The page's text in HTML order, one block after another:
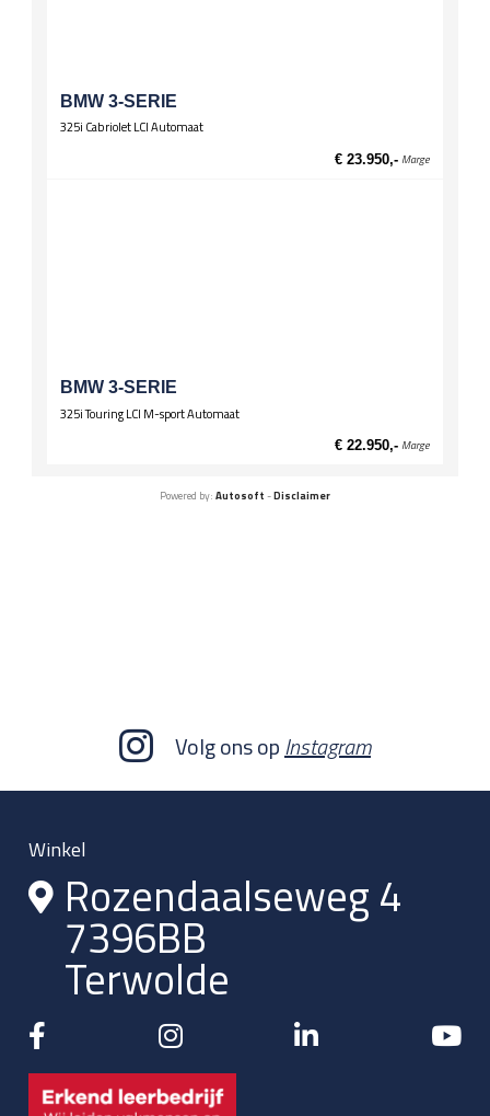
BMW 3-SERIE
325i Cabriolet LCI Automaat
€ 23.950,- Marge
BMW 3-SERIE
325i Touring LCI M-sport Automaat
€ 22.950,- Marge
Powered by: Autosoft -Disclaimer
Volg ons opInstagram
Winkel
Rozendaalseweg 4
7396BB
Terwolde